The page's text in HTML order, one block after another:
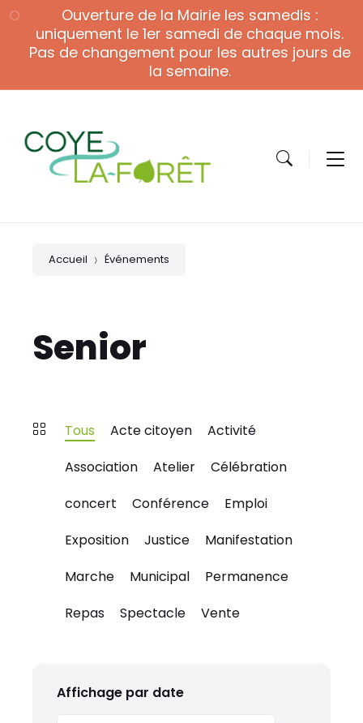
to
content
to
navigation
to
footer
Ouverture de la Mairie les samedis :
uniquement le 1er samedi de chaque mois.
Pas de changement pour les autres jours de
la semaine.
Accueil Événements
Senior
Tous Acte citoyen
Activité
Association
Atelier
Célébration
concert
Conférence
Emploi
Exposition
Justice
Manifestation
Marche
Municipal
Permanence
Repas
Spectacle Vente
Affichage par date